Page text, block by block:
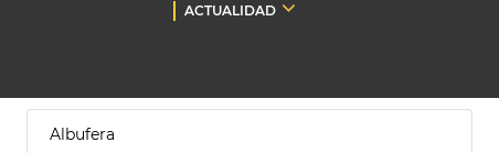
ACTUALIDAD
Albufera